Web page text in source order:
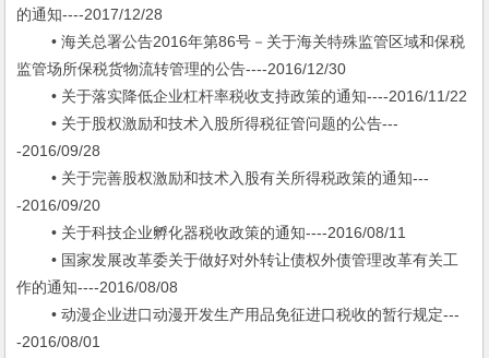
的通知----2017/12/28
• 海关总署公告2016年第86号－关于海关特殊监管区域和保税
监管场所保税货物流转管理的公告----2016/12/30
• 关于落实降低企业杠杆率税收支持政策的通知----2016/11/22
• 关于股权激励和技术入股所得税征管问题的公告---
-2016/09/28
• 关于完善股权激励和技术入股有关所得税政策的通知---
-2016/09/20
• 关于科技企业孵化器税收政策的通知----2016/08/11
• 国家发展改革委关于做好对外转让债权外债管理改革有关工
作的通知----2016/08/08
• 动漫企业进口动漫开发生产用品免征进口税收的暂行规定---
-2016/08/01